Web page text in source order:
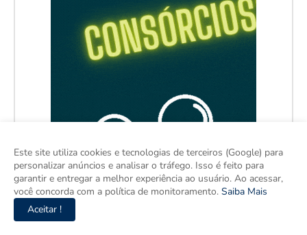
Este site utiliza cookies e tecnologias de terceiros (Google) para
personalizar anúncios e analisar o tráfego. Isso é feito para
garantir e entregar a melhor experiência ao usuário. Ao acessar,
você concorda com a política de monitoramento. Saiba Mais
Aceitar !